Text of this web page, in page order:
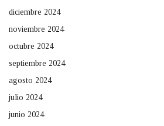
diciembre 2024
noviembre 2024
octubre 2024
septiembre 2024
agosto 2024
julio 2024
junio 2024